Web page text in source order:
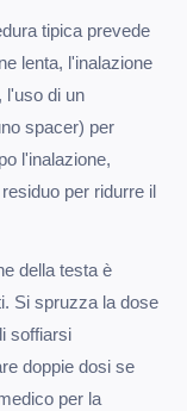
tipica prevede
lenta, l'inalazione
l'uso di un
spacer) per
l'inalazione,
per ridurre il
della testa è
Si spruzza la dose
soffiarsi
doppie dosi se
per la